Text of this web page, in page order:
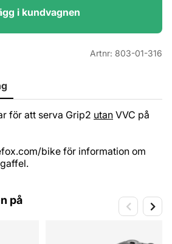
i kundvagnen
Artnr: 803-01-316
för att serva Grip2 utan VVC på
bike för information om
på